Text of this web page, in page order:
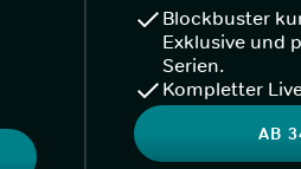
Blockbuster
Exklusive und
Serien.
Kompletter
AB